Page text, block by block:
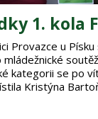
1. kola
Provazce u
kategorii se po
Kristýna
a tím prvního